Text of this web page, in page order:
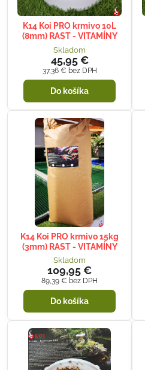
K14 Koi PRO krmivo 10L
(8mm) RAST - VITAMÍNY
Skladom
45,95 €
37,36 € bez DPH
Do košíka
K14 Koi PRO krmivo 15kg
(3mm) RAST - VITAMÍNY
Skladom
109,95 €
89,39 € bez DPH
Do košíka